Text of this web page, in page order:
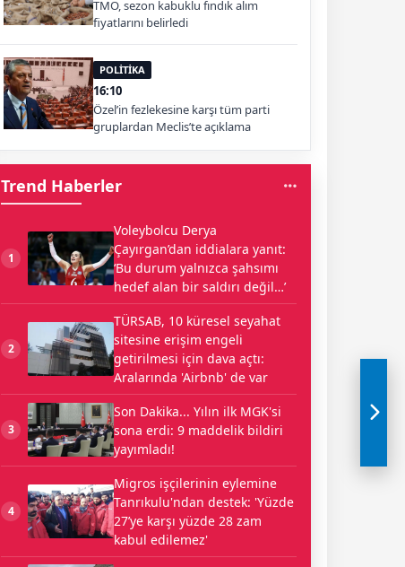
TMO, sezon kabuklu fındık alım
fiyatlarını belirledi
POLİTİKA
16:10
Özel’in fezlekesine karşı tüm parti
gruplardan Meclis’te açıklama
Trend Haberler
1
Voleybolcu Derya
Çayırgan’dan iddialara yanıt:
‘Bu durum yalnızca şahsımı
hedef alan bir saldırı değil…’
2
TÜRSAB, 10 küresel seyahat
sitesine erişim engeli
getirilmesi için dava açtı:
Aralarında 'Airbnb' de var
3
Son Dakika... Yılın ilk MGK'si
sona erdi: 9 maddelik bildiri
yayımladı!
4
Migros işçilerinin eylemine
Tanrıkulu'ndan destek: 'Yüzde
27’ye karşı yüzde 28 zam
kabul edilemez'